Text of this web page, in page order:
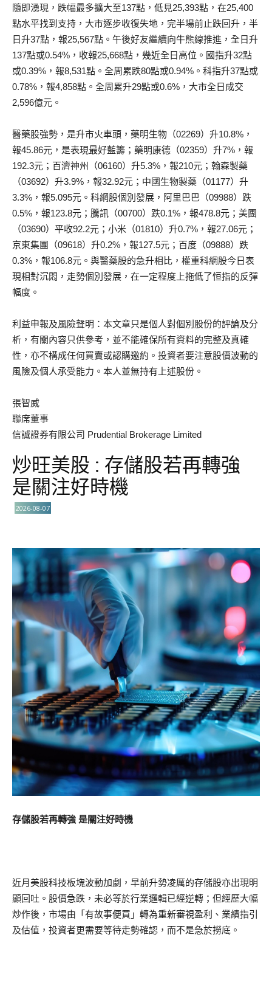
隨即湧現，跌幅最多擴大至137點，低見25,393點，在25,400
點水平找到支持，大市逐步收復失地，完半場前止跌回升，半
日升37點，報25,567點。午後好友繼續向牛熊線推進，全日升
137點或0.54%，收報25,668點，幾近全日高位。國指升32點
或0.39%，報8,531點。全周累跌80點或0.94%。科指升37點或
0.78%，報4,858點。全周累升29點或0.6%，大市全日成交
2,596億元。
醫藥股強勢，是升市火車頭，藥明生物（02269）升10.8%，
報45.86元，是表現最好藍籌；藥明康德（02359）升7%，報
192.3元；百濟神州（06160）升5.3%，報210元；翰森製藥
（03692）升3.9%，報32.92元；中國生物製藥（01177）升
3.3%，報5.095元。科網股個別發展，阿里巴巴（09988）跌
0.5%，報123.8元；騰訊（00700）跌0.1%，報478.8元；美團
（03690）平收92.2元；小米（01810）升0.7%，報27.06元；
京東集團（09618）升0.2%，報127.5元；百度（09888）跌
0.3%，報106.8元。與醫藥股的急升相比，權重科網股今日表
現相對沉悶，走勢個別發展，在一定程度上拖低了恒指的反彈
幅度。
利益申報及風險聲明：本文章只是個人對個別股份的評論及分
析，有關內容只供參考，並不能確保所有資料的完整及真確
性，亦不構成任何買賣或認購邀約。投資者要注意股價波動的
風險及個人承受能力。本人並無持有上述股份。
張智威
聯席董事
信誠證券有限公司 Prudential Brokerage Limited
炒旺美股 : 存儲股若再轉強
是關注好時機
2026-08-07
存儲股若再轉強 是關注好時機
近月美股科技板塊波動加劇，早前升勢凌厲的存儲股亦出現明
顯回吐。股價急跌，未必等於行業邏輯已經逆轉；但經歷大幅
炒作後，市場由「有故事便買」轉為重新審視盈利、業績指引
及估值，投資者更需要等待走勢確認，而不是急於撈底。